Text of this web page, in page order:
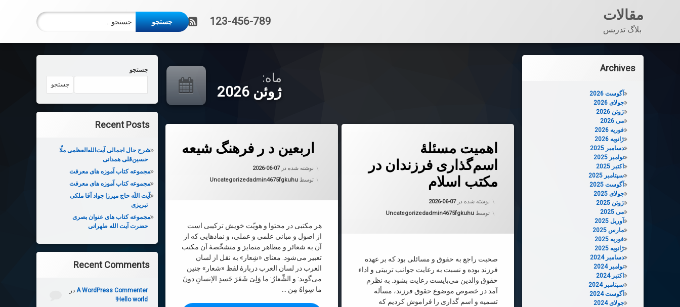
مقالات
بلاگ تدریس
تلفن:
123-456-789 آر اس اس
جستجو برای:
ماه:
ژوئن 2026
اربعین د ر فرهنگ شیعه
نوشته شده در2026-06-07
توسط admin4675fgkuhuدسته بندی ها:
Uncategorized
هر مکتبی در محتوا و هویّت خویش ترکیبی است
از اصول و مبانی علمی و عملی، و نمادهایی که از
آن به شعائر و مظاهر متمایز و متشخّصۀ آن مکتب
تعبیر می‌شود. معنای «شِعار» به نقل از لسان
العرب در لسان العرب دربارۀ لفظ «شعار» چنین
می‌گوید: و الشِّعارُ: ما وَلِیَ شَعَرَ جَسدِ الإنسانِ دونَ
ما سِواهُ مِن …
اهمیت مسئلۀ
اسم‌گذارى فرزندان در
مكتب اسلام
نوشته شده در2026-06-07
توسط admin4675fgkuhuدسته بندی ها:
Uncategorized
صحبت راجع به حقوق و مسائلی بود كه بر عهده
فرزند بوده و نسبت به رعایت جوانب تربیتی و اداء
حقوق والدین می‌بایست رعایت بشود. به نظرم
آمد در خصوص موضوع حقوق فرزند، مسأله
تسمیه و اسم گذاری را فراموش كردیم كه
جستجو
جستجو
Recent Posts
شرح حال اجمالی آیت‌الله‌العظمی ملّا
حسین‌قلی همدانی
مجموعه کتاب آموزه های معرفت
مجموعه کتاب آموزه های معرفت
آیت اللَه حاج میرزا جواد آقا ملکی
تبریزی
مجموعه کتاب های عنوان بصری
حضرت آیت الله طهرانی
Recent Comments
A WordPress Commenter در
Hello world!
Archives
آگوست 2026
جولای 2026
ژوئن 2026
می 2026
فوریه 2026
ژانویه 2026
دسامبر 2025
نوامبر 2025
اکتبر 2025
سپتامبر 2025
آگوست 2025
جولای 2025
ژوئن 2025
می 2025
آوریل 2025
مارس 2025
فوریه 2025
ژانویه 2025
دسامبر 2024
نوامبر 2024
اکتبر 2024
سپتامبر 2024
آگوست 2024
جولای 2024